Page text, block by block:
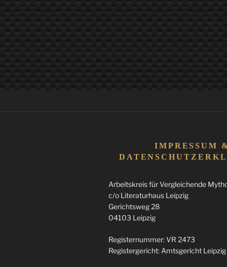
IMPRESSUM &
Arbeitskreis für Vergleichende
c/o Literaturhaus Leipzig
Gerichtsweg 28
04103 Leipzig
Registernummer: VR 2473
Registergericht: Amtsgericht Leipzig